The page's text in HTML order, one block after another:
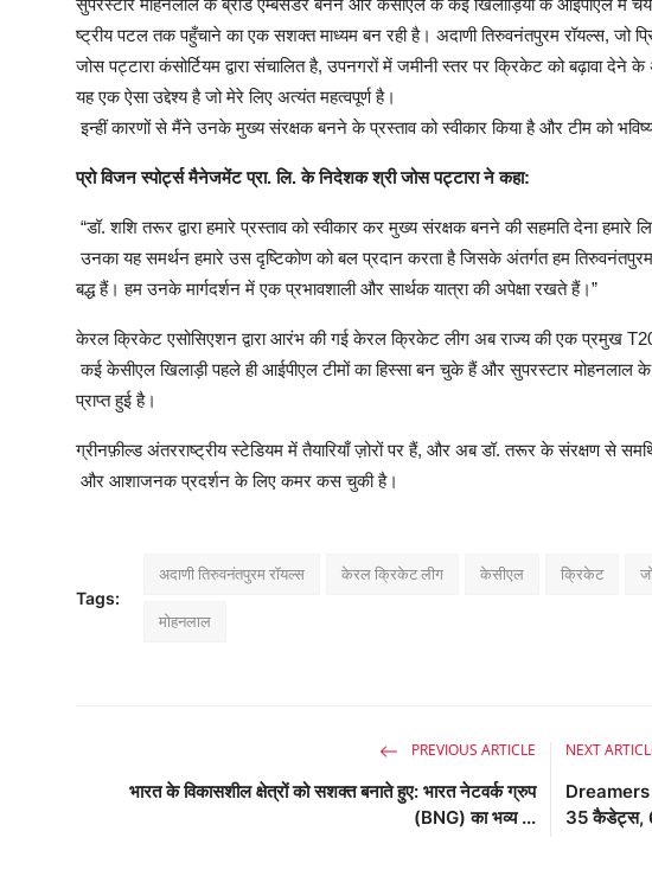
सुपरस्टार मोहनलाल के ब्रांड एम्बेसडर बनने और केसीएल के कई खिलाड़ियों के आईपीएल में
ष्ट्रीय पटल तक पहुँचाने का एक सशक्त माध्यम बन रही है। अदाणी तिरुवनंतपुरम रॉयल्स,जो
जोस पट्टारा कंसोर्टियम द्वारा संचालित है,उपनगरों में जमीनी स्तर पर क्रिकेट को बढ़ावा देने के
यह एक ऐसा उद्देश्य है जो मेरे लिए अत्यंत महत्वपूर्ण है।
इन्हीं कारणों से मैंने उनके मुख्य संरक्षक बनने के प्रस्ताव को स्वीकार किया है और टीम को
प्रो विजन स्पोर्ट्स मैनेजमेंट प्रा.लि.के निदेशक श्री जोस पट्टारा ने कहा:
“डॉ.शशि तरूर द्वारा हमारे प्रस्ताव को स्वीकार कर मुख्य संरक्षक बनने की सहमति देना हमारे
उनका यह समर्थन हमारे उस दृष्टिकोण को बल प्रदान करता है जिसके अंतर्गत हम तिरुवनंतपुरम
बद्ध हैं। हम उनके मार्गदर्शन में एक प्रभावशाली और सार्थक यात्रा की अपेक्षा रखते हैं।”
केरल क्रिकेट एसोसिएशन द्वारा आरंभ की गई केरल क्रिकेट लीग अब राज्य की एक प्रमुख
कई केसीएल खिलाड़ी पहले ही आईपीएल टीमों का हिस्सा बन चुके हैं और सुपरस्टार मोहनलाल के
प्राप्त हुई है।
ग्रीनफ़ील्ड अंतरराष्ट्रीय स्टेडियम में तैयारियाँ ज़ोरों पर हैं, और अब डॉ.तरूर के संरक्षण से
और आशाजनक प्रदर्शन के लिए कमर कस चुकी है।
Tags:
अदाणी तिरुवनंतपुरम रॉयल्स केरल क्रिकेट लीग केसीएल क्रिकेट
मोहनलाल
PREVIOUS ARTICLE
भारत के विकासशील क्षेत्रों को सशक्त बनाते हुए: भारत नेटवर्क ग्रुप
(BNG) का भव्य ...
NEXT
Dreamers
35 कैडेट्स,